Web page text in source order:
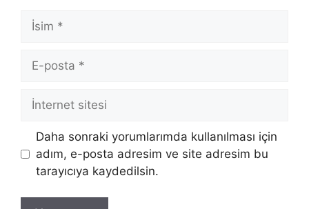
İsim
posta
İnternet
sitesi
Daha sonraki yorumlarımda kullanılması için
adım, e-posta adresim ve site adresim bu
tarayıcıya kaydedilsin.